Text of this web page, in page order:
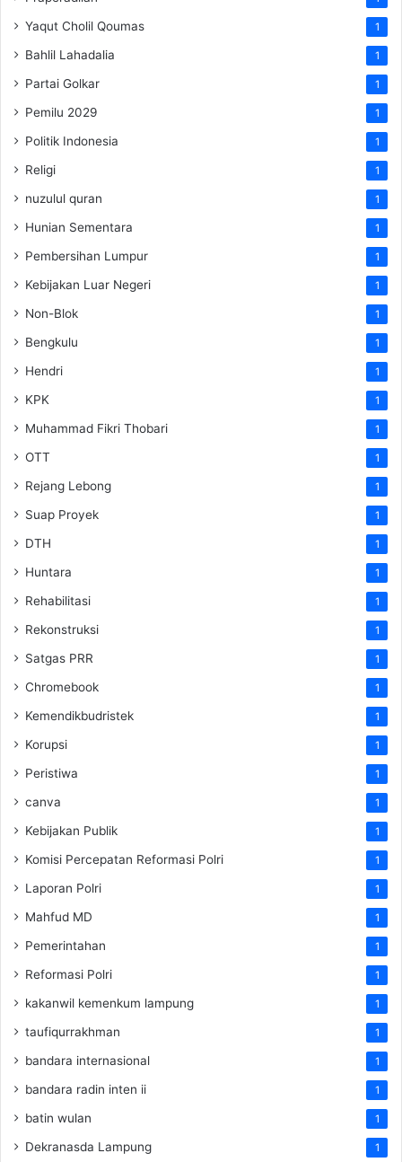
Yaqut Cholil Qoumas 1
Bahlil Lahadalia 1
Partai Golkar 1
Pemilu 2029 1
Politik Indonesia 1
Religi 1
nuzulul quran 1
Hunian Sementara 1
Pembersihan Lumpur 1
Kebijakan Luar Negeri 1
Non-Blok 1
Bengkulu 1
Hendri 1
KPK 1
Muhammad Fikri Thobari 1
OTT 1
Rejang Lebong 1
Suap Proyek 1
DTH 1
Huntara 1
Rehabilitasi 1
Rekonstruksi 1
Satgas PRR 1
Chromebook 1
Kemendikbudristek 1
Korupsi 1
Peristiwa 1
canva 1
Kebijakan Publik 1
Komisi Percepatan Reformasi Polri 1
Laporan Polri 1
Mahfud MD 1
Pemerintahan 1
Reformasi Polri 1
kakanwil kemenkum lampung 1
taufiqurrakhman 1
bandara internasional 1
bandara radin inten ii 1
batin wulan 1
Dekranasda Lampung 1